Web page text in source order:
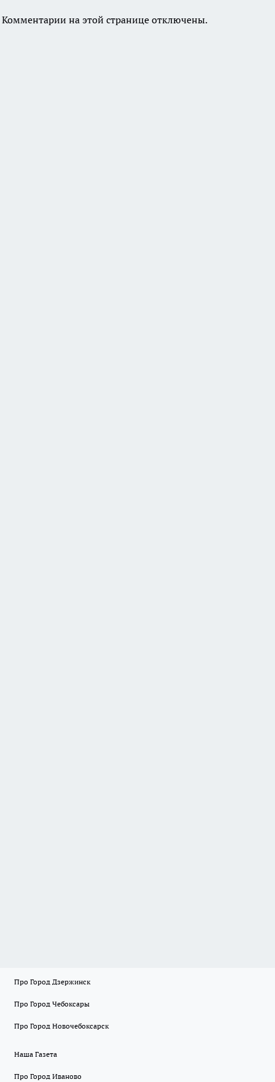
Комментарии на этой странице отключены.
Про Город Дзержинск
Про Город Чебоксары
Про Город Новочебоксарск
Наша Газета
Про Город Иваново